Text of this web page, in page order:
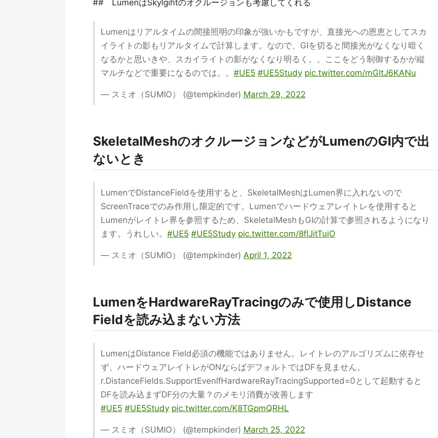
## LumenはSkylgihtのオクルージョンも考慮してくれる
Lumenはリアルタイムの間接照明の印象が強いかもですが、直接光への恩恵としてスカ
イライトの影もリアルタイムで計算します。なので、GIを切ると間接光がなくなり暗く
なるかと思いきや、スカイライトの影がなくなり明るく。。ここをどう制御するかが縦
マルチなどで重要になるのでは。。 #UE5 #UE5Study pic.twitter.com/mGltJ6KANu
— スミオ（SUMIO） (@tempkinder) March 29, 2022
SkeletalMeshのオクルージョンなどがLumenのGI内で出
ないとき
LumenでDistanceFieldを使用すると、SkeletalMeshはLumen界に入れないので
ScreenTraceでのみ作用し限定的です。Lumenでハードウェアレイトレを使用すると
Lumenがレイトレ界を参照するため、SkeletalMeshもGIの計算で参照されるようになり
ます。うれしい。 #UE5 #UE5Study pic.twitter.com/8flJitTuiO
— スミオ（SUMIO） (@tempkinder) April 1, 2022
LumenをHardwareRayTracingのみで使用しDistance
Fieldを読み込まない方法
LumenはDistance Field必須の機能ではありません。レイトレのアルゴリズムに依存せ
ず、ハードウェアレイトレがONならばデフォルトではDFを見ません。
r.DistanceFields.SupportEvenIfHardwareRayTracingSupported=0として起動すると
DFを読み込まずDF分の大量？のメモリ消費が改善します
#UE5 #UE5Study pic.twitter.com/K8TGpmQRHL
— スミオ（SUMIO） (@tempkinder) March 25, 2022